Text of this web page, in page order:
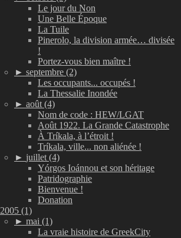
Le jour du Non
Une Belle Époque
La Tuile
Pinerolo, la division armée… divisée
!
Portez-vous bien maître !
► septembre (2)
Les occupants... occupés !
La Thessalie Inondée
► août (4)
Nom de code : HEW/LGAT
Août 1922. La Grande Catastrophe
À Tríkala, à l’étroit !
Tríkala, ville... non aliénée !
► juillet (4)
Yórgos Ioánnou et son héritage
Patridographie
Bienvenue !
Donation
2005 (1)
► mai (1)
La vraie histoire de GreekCity